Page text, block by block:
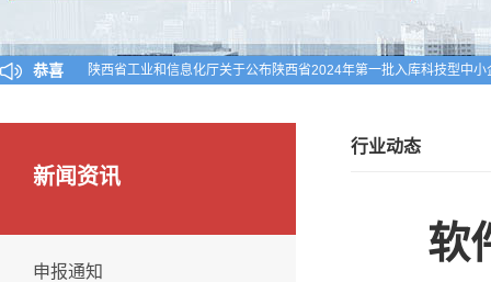
恭喜
陕西省工业和信息化厅关于公布陕西省2024年第一批入库科技型中小
西安高新区工业和信息化局关于组织申报首批数字化转型服务商和“
行业动态
软
新闻资讯
申报通知